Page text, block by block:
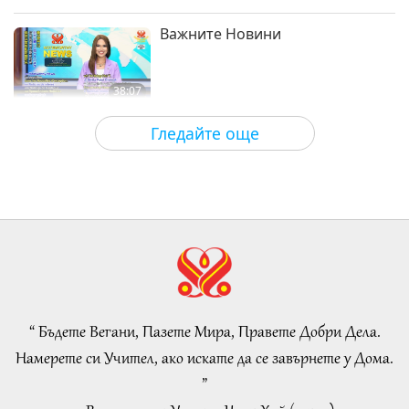
част 1 от 3
Гледайте още
38:07
Важните Новини
Важните Новини 2026-08-05
22:27
21:56
Beyond Calcium: The Everyday
Здравословен начин на живот 2026-08-05 Преглед
“ Бъдете Вегани, Пазете Мира, Правете Добри Дела.
Намерете си Учител, ако искате да се завърнете у Дома.
”